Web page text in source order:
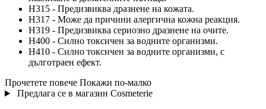
H315 - Предизвиква дразнене на кожата.
H317 - Може да причини алергична кожна реакция.
H319 - Предизвиква сериозно дразнене на очите.
H400 - Силно токсичен за водните организми.
H410 - Силно токсичен за водните организми, с
дълготраен ефект.
Прочетете повече Покажи по-малко
Предлага се в магазин Cosmeterie